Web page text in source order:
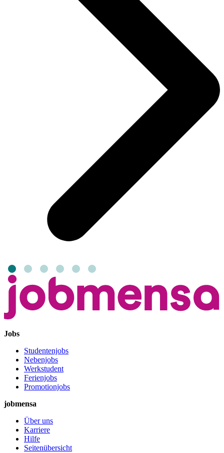
Jobs
Studentenjobs
Nebenjobs
Werkstudent
Ferienjobs
Promotionjobs
jobmensa
Über uns
Karriere
Hilfe
Seitenübersicht